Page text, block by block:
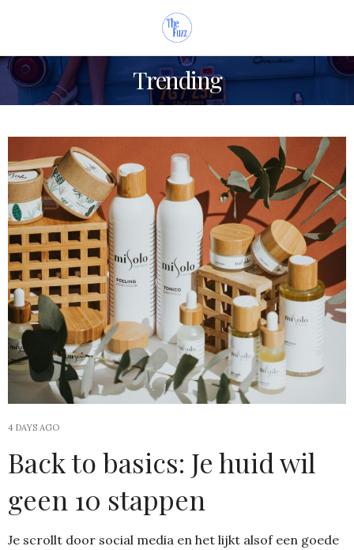
Trending
4 DAYS AGO
Back to basics: Je huid wil
geen 10 stappen
Je scrollt door social media en het lijkt alsof een goede